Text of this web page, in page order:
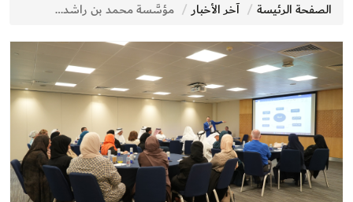
الصفحة الرئيسة آخر الأخبار مؤسَّسة محمد بن راشد آل مكتوم للمعرفة تعقد جلسة عصف ذهني لموظفيها